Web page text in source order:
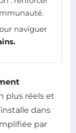
naviguer
plus réels et
dans
par